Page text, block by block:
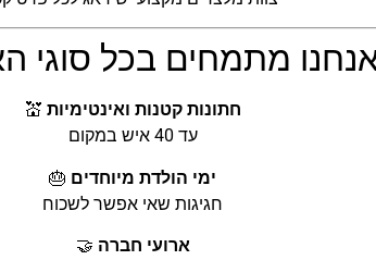
מתמחים בכל סוגי
חתונות קטנות ואינטימיות 💒
עד 40 איש במקום
ימי הולדת מיוחדים 🎂
חגיגות שאי אפשר לשכוח
ארועי חברה 🤝